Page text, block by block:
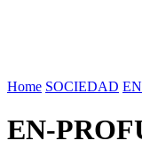
Home SOCIEDAD
EN-